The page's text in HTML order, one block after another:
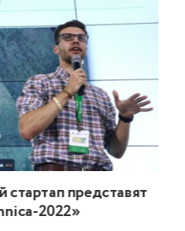
представят
2022»